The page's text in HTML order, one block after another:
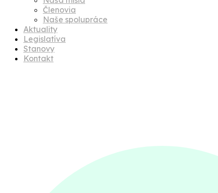
Členovia
Naše spolupráce
Aktuality
Legislatíva
Stanovy
Kontakt